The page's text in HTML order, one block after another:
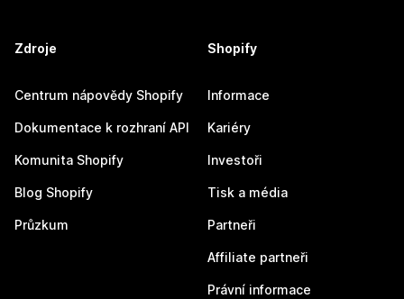
Zdroje
Centrum nápovědy Shopify
Dokumentace k rozhraní API
Komunita Shopify
Blog Shopify
Průzkum
Shopify
Informace
Kariéry
Investoři
Tisk a média
Partneři
Affiliate partneři
Právní informace